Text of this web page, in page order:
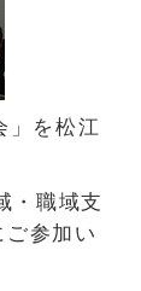
」を松江
・職域支
参加い